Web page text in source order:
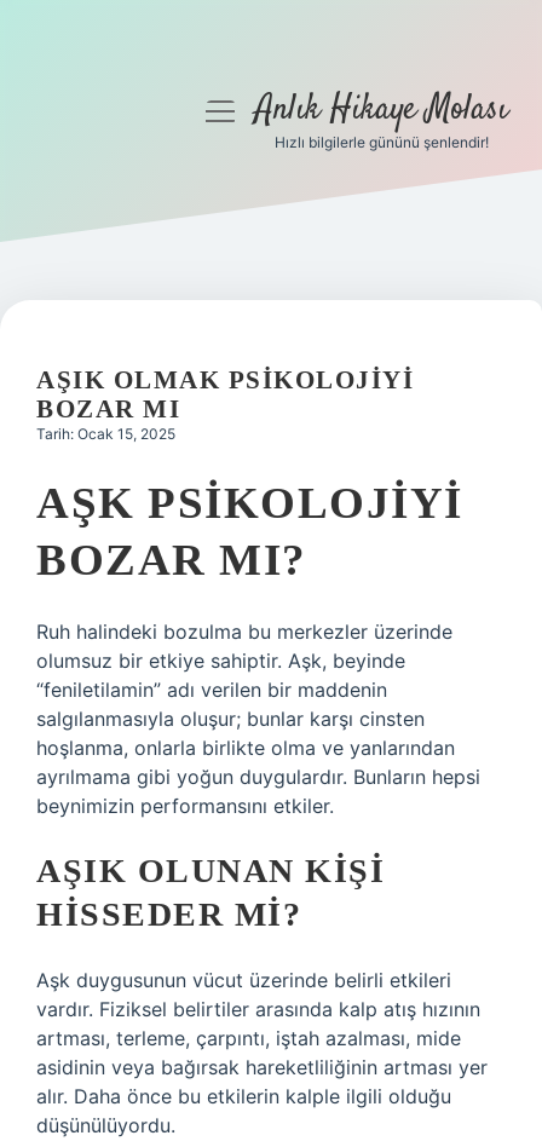
Gizlilik Politikası
Yasal Uyarı
menüyüAnlık Hikaye Molası
Hızlı bilgilerle gününü şenlendir!
AŞIK OLMAK PSIKOLOJIYI
BOZAR MI
Tarih: Ocak 15, 2025
AŞK PSIKOLOJIYI
BOZAR MI?
Ruh halindeki bozulma bu merkezler üzerinde
olumsuz bir etkiye sahiptir. Aşk, beyinde
“feniletilamin” adı verilen bir maddenin
salgılanmasıyla oluşur; bunlar karşı cinsten
hoşlanma, onlarla birlikte olma ve yanlarından
ayrılmama gibi yoğun duygulardır. Bunların hepsi
beynimizin performansını etkiler.
AŞIK OLUNAN KIŞI
HISSEDER MI?
Aşk duygusunun vücut üzerinde belirli etkileri
vardır. Fiziksel belirtiler arasında kalp atış hızının
artması, terleme, çarpıntı, iştah azalması, mide
asidinin veya bağırsak hareketliliğinin artması yer
alır. Daha önce bu etkilerin kalple ilgili olduğu
düşünülüyordu.